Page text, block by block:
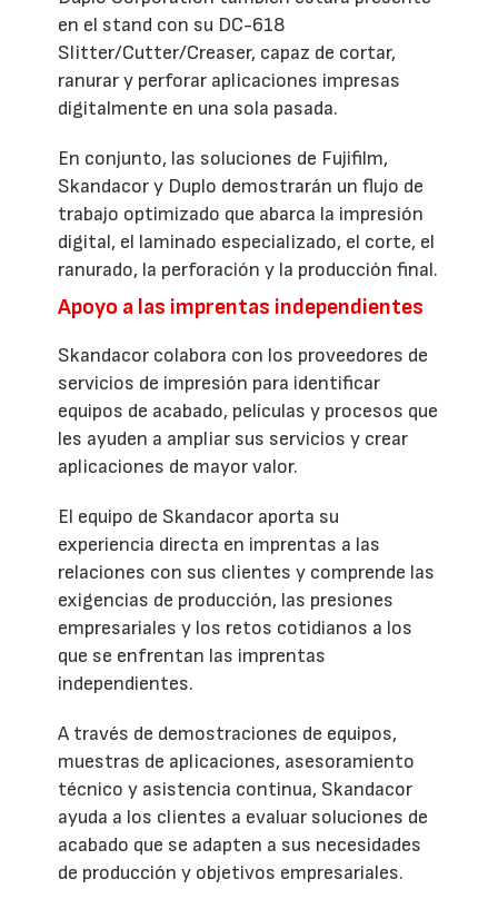
en el stand con su DC-618
Slitter/Cutter/Creaser, capaz de cortar,
ranurar y perforar aplicaciones impresas
digitalmente en una sola pasada.
En conjunto, las soluciones de Fujifilm,
Skandacor y Duplo demostrarán un flujo de
trabajo optimizado que abarca la impresión
digital, el laminado especializado, el corte, el
ranurado, la perforación y la producción final.
Apoyo a las imprentas independientes
Skandacor colabora con los proveedores de
servicios de impresión para identificar
equipos de acabado, películas y procesos que
les ayuden a ampliar sus servicios y crear
aplicaciones de mayor valor.
El equipo de Skandacor aporta su
experiencia directa en imprentas a las
relaciones con sus clientes y comprende las
exigencias de producción, las presiones
empresariales y los retos cotidianos a los
que se enfrentan las imprentas
independientes.
A través de demostraciones de equipos,
muestras de aplicaciones, asesoramiento
técnico y asistencia continua, Skandacor
ayuda a los clientes a evaluar soluciones de
acabado que se adapten a sus necesidades
de producción y objetivos empresariales.